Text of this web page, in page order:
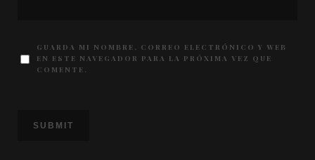
GUARDA MI NOMBRE, CORREO ELECTRÓNICO Y WEB
EN ESTE NAVEGADOR PARA LA PRÓXIMA VEZ QUE
COMENTE.